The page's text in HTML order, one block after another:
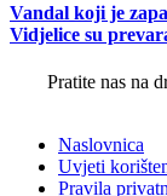
Vandal koji je
Vidjelice su
Pratite nas na
Naslovnica
Uvjeti
Pravila